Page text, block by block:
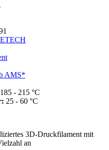
AMS*
185 - 215 °C
25 - 60 °C
3D-Druckfilament mit
an